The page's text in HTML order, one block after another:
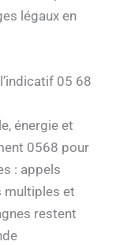
légaux en
05 68
énergie et
0568 pour
: appels
multiples et
restent